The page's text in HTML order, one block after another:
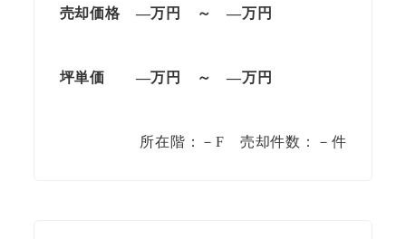
売却価格 —万円 ～ —万円
坪単価 —万円 ～—万円
所在階：－F 売却件数：－件